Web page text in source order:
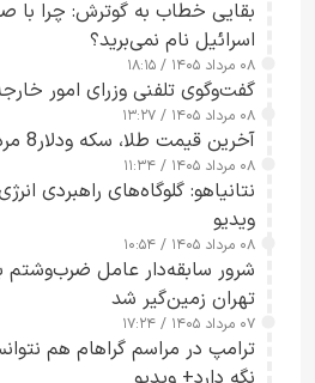
بقایی خطاب به گوترش: چرا با
اسرائیل نام نمی‌برید؟
۰۸ مرداد ۱۴۰۵ / ۱۸:۱۵
گفت‌وگوی تلفنی وزرای امور
۰۸ مرداد ۱۴۰۵ / ۱۳:۲۷
آخرین قیمت طلا، سکه ودلار8 مرداد1405
۰۸ مرداد ۱۴۰۵ / ۱۱:۳۴
نتانیاهو: گلوگاه‌های راهبردی
ویدیو
۰۸ مرداد ۱۴۰۵ / ۱۰:۵۴
شرور سابقه‌دار عامل ضرب‌وشتم
تهران زمین‌گیر شد
۰۷ مرداد ۱۴۰۵ / ۱۷:۲۴
ترامپ در مراسم گراهام هم